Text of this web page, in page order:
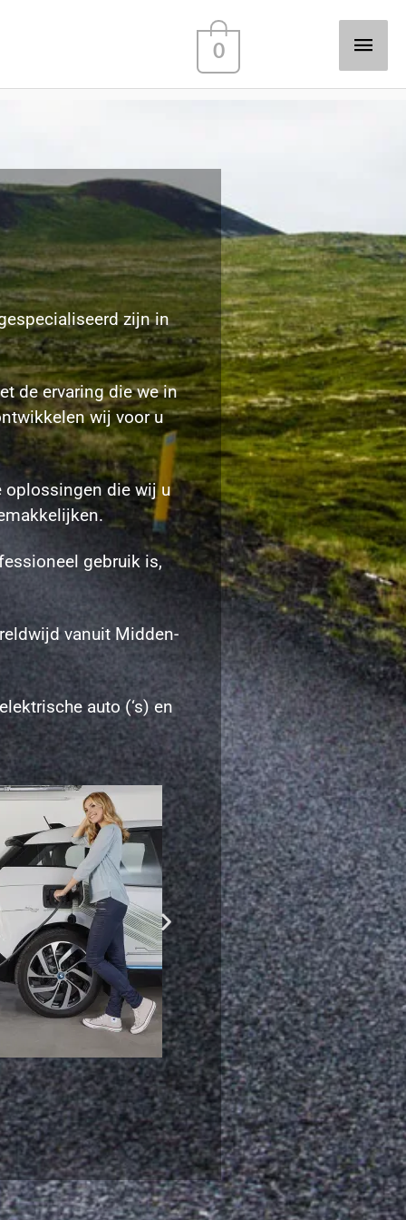
0
zijn in
de ervaring die we in
wij voor u
oplossingen die wij u
gebruik is,
vanuit Midden-
auto (‘s) en